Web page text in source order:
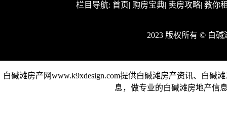
栏目导航: 首页| 购房宝典| 卖房攻略| 教你
2023 版权所有 © 白
白碱滩房产网www.k9xdesign.com提供白碱滩房产资讯、白
息，做专业的白碱滩房地产信